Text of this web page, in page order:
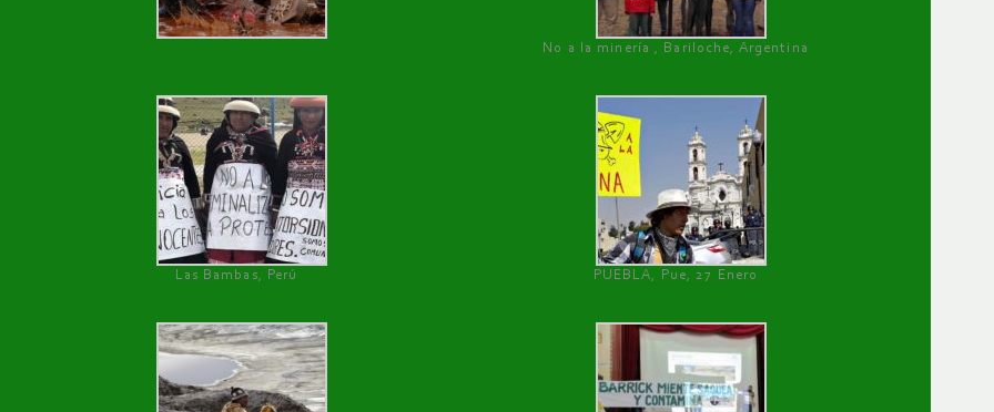
No a la minería , Bariloche, Argentina
Las Bambas, Perú PUEBLA, Pue, 27 Enero